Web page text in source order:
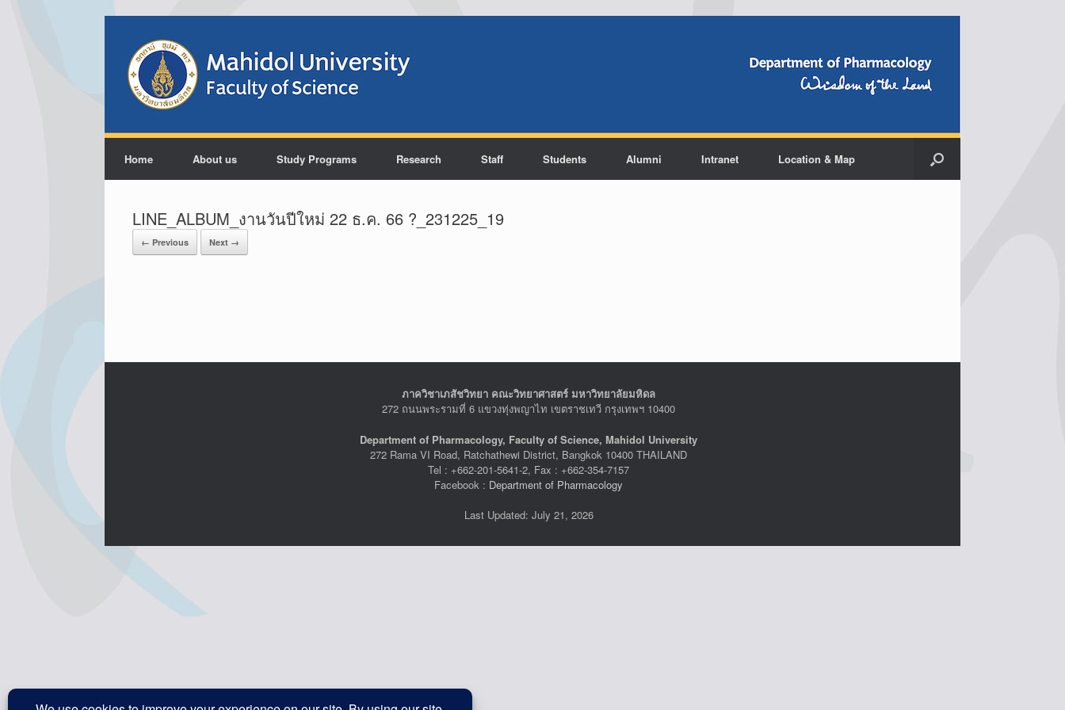
Home About us Study Programs Research Staff Students Alumni Intranet Location & Map
LINE_ALBUM_งานวันปีใหม่ 22 ธ.ค. 66 ?_231225_19
← Previous Next →
ภาควิชาเภสัชวิทยา คณะวิทยาศาสตร์ มหาวิทยาลัยมหิดล
272 ถนนพระรามที่ 6 แขวงทุ่งพญาไท เขตราชเทวี กรุงเทพฯ 10400
Department of Pharmacology, Faculty of Science, Mahidol University
272 Rama VI Road, Ratchathewi District, Bangkok 10400 THAILAND
Tel : +662-201-5641-2, Fax : +662-354-7157
Facebook : Department of Pharmacology
Last Updated: July 21, 2026